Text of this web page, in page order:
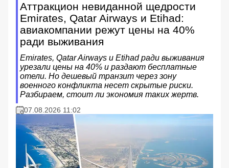
Аттракцион невиданной щедрости
Emirates, Qatar Airways и Etihad:
авиакомпании режут цены на 40%
ради выживания
Emirates, Qatar Airways и Etihad ради выживания
урезали цены на 40% и раздают бесплатные
отели. Но дешевый транзит через зону
военного конфликта несет скрытые риски.
Разбираем, стоит ли экономия таких жертв.
07.08.2026 11:02